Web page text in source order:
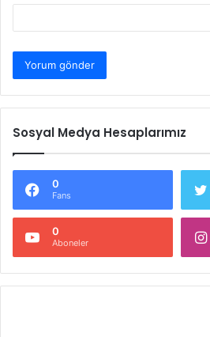
Sosyal Medya Hesaplarımız
0
Fans
0
Aboneler